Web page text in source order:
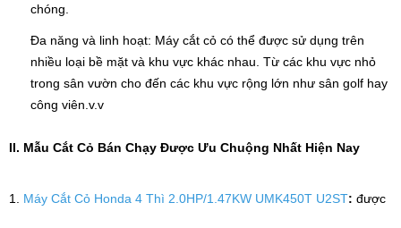
chóng.
Đa năng và linh hoạt: Máy cắt cỏ có thể được sử dụng trên
nhiều loại bề mặt và khu vực khác nhau. Từ các khu vực nhỏ
trong sân vườn cho đến các khu vực rộng lớn như sân golf hay
công viên.v.v
II. Mẫu Cắt Cỏ Bán Chạy Được Ưu Chuộng Nhất Hiện Nay
1. Máy Cắt Cỏ Honda 4 Thì 2.0HP/1.47KW UMK450T U2ST: được